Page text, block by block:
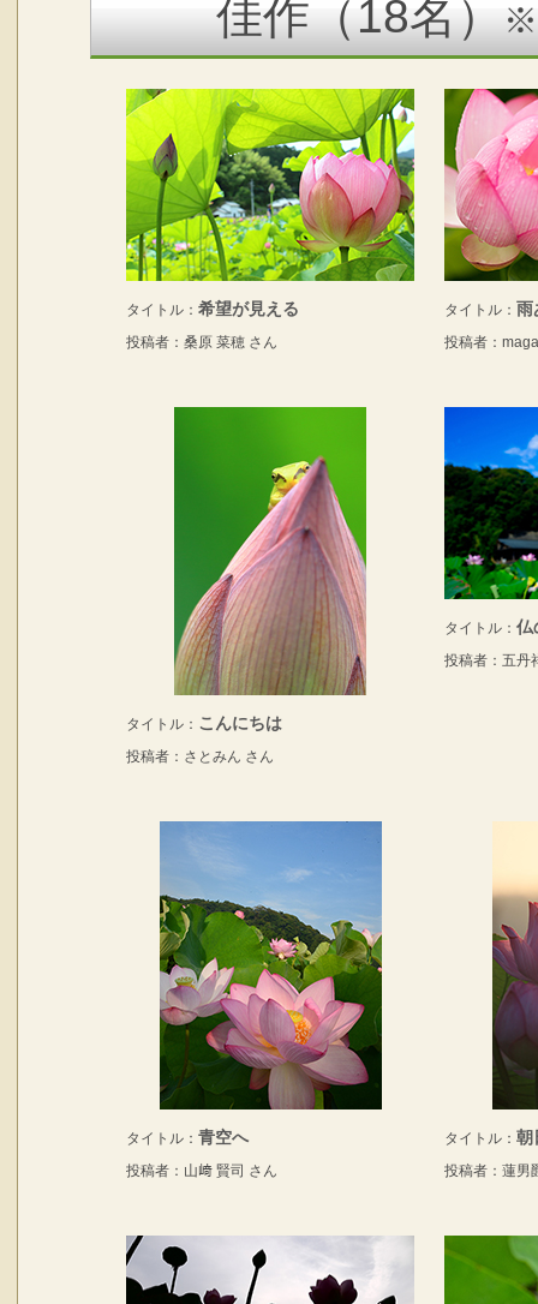
佳作（18名）※
タイトル： 希望が見える
投稿者：桑原 菜穂 さん
タイトル： 雨
投稿者：
タイトル： こんにちは
投稿者：さとみん さん
タイトル： 仏
投稿者：五丹
タイトル： 青空へ
投稿者：山﨑 賢司 さん
タイトル： 朝
投稿者：蓮男